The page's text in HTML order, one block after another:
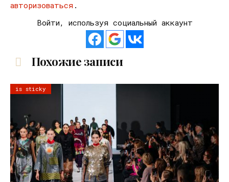
авторизоваться .
Войти, используя социальный аккаунт
Похожие записи
is sticky